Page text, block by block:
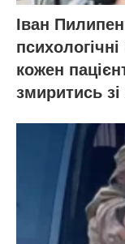
Іван
кожен
змиритись